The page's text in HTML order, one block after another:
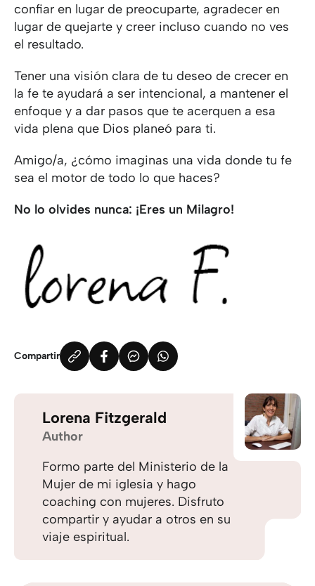
confiar en lugar de preocuparte, agradecer en
lugar de quejarte y creer incluso cuando no ves
el resultado.
Tener una visión clara de tu deseo de crecer en
la fe te ayudará a ser intencional, a mantener el
enfoque y a dar pasos que te acerquen a esa
vida plena que Dios planeó para ti.
Amigo/a, ¿cómo imaginas una vida donde tu fe
sea el motor de todo lo que haces?
No lo olvides nunca: ¡Eres un Milagro!
Compartir
Lorena Fitzgerald
Author
Formo parte del Ministerio de la
Mujer de mi iglesia y hago
coaching con mujeres. Disfruto
compartir y ayudar a otros en su
viaje espiritual.